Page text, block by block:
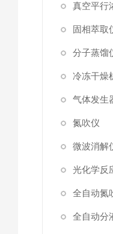
真空平行
固相萃取
分子蒸馏
冷冻干燥
气体发生
氮吹仪
微波消解
光化学反
全自动氮
全自动分